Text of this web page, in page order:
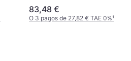
83,48 €
O 3 pagos de 27,82 € TAE 0%¹